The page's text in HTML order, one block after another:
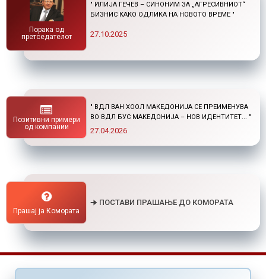
Порака од
претседателот
" ИЛИЈА ГЕЧЕВ – СИНОНИМ ЗА „АГРЕСИВНИОТ“
БИЗНИС КАКО ОДЛИКА НА НОВОТО ВРЕМЕ "
27.10.2025
Позитивни примери
од компании
ПОСТДИПЛОМСКИ СТУДИИ ДОМА И ВО
СТРАНСТВО "
01.04.2026
Прашај ја Комората
🠊 ПОСТАВИ ПРАШАЊЕ ДО КОМОРАТА